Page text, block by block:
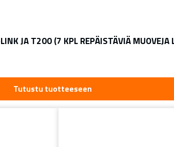
JA T200 (7 KPL REPÄISTÄVIÄ
Tutustu tuotteeseen